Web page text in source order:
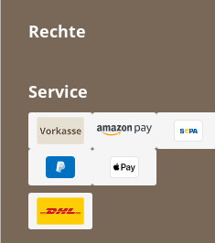
Rechte
Service